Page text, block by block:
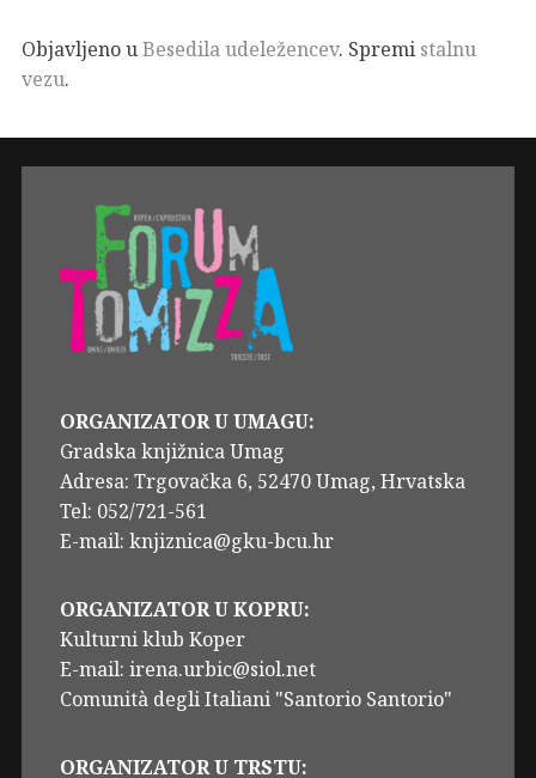
Objavljeno uBesedila udeležencev. Spremi stalnu
vezu.
ORGANIZATOR U UMAGU:
Gradska knjižnica Umag
Adresa: Trgovačka 6, 52470 Umag, Hrvatska
Tel: 052/721-561
E-mail: knjiznica@gku-bcu.hr
ORGANIZATOR U KOPRU:
Kulturni klub Koper
E-mail: irena.urbic@siol.net
Comunità degli Italiani "Santorio Santorio"
ORGANIZATOR U TRSTU: